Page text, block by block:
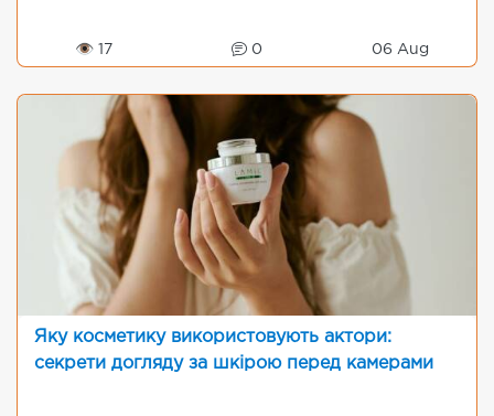
👁 17 0 06 Aug
Яку косметику використовують актори:
секрети догляду за шкірою перед камерами